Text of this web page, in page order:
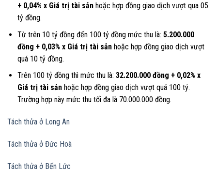
+ 0,04% x Giá trị tài sảnhoặc hợp đồng giao dịch vượt qua 05
tỷ đồng.
Từ trên 10 tỷ đồng đến 100 tỷ đồng mức thu là: 5.200.000
đồng + 0,03% x Giá trị tài sảnhoặc hợp đồng giao dịch vượt
quá 10 tỷ đồng.
Trên 100 tỷ đồng thì mức thu là: 32.200.000 đồng + 0,02% x
Giá trị tài sảnhoặc hợp đồng giao dịch vượt quá 100 tỷ.
Trường hợp này mức thu tối đa là 70.000.000 đồng.
Tách thửa ở Long An
Tách thửa ở Đức Hoà
Tách thửa ở Bến Lức